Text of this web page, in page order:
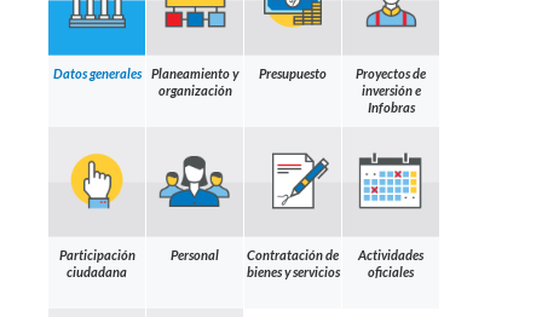
Datos generales
Planeamiento y
organización
Presupuesto
Proyectos de
inversión e
Infobras
Participación
ciudadana
Personal
Contratación de
bienes y servicios
Actividades
oficiales